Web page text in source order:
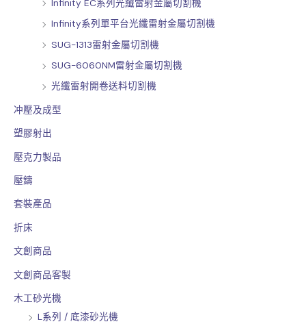
Infinity EC系列光纖雷射金屬切割機
Infinity系列單平台光纖雷射金屬切割機
SUG-1313雷射金屬切割機
SUG-6060NM雷射金屬切割機
光纖雷射開卷送料切割機
冲壓及成型
塑膠射出
壓克力製品
壓鑄
套裝產品
折床
文創商品
文創商品客製
木工砂光機
L系列 / 底漆砂光機